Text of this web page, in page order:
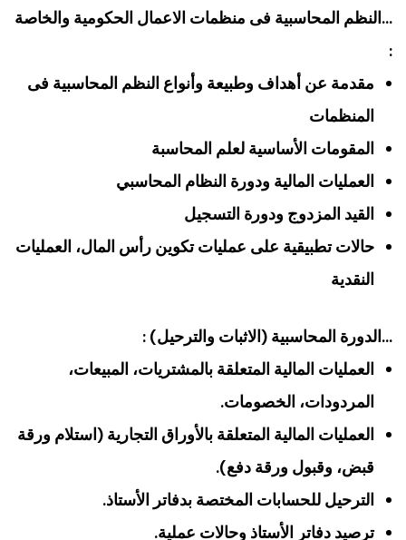
…النظم المحاسبية فى منظمات الاعمال الحكومية والخاصة
:
مقدمة عن أهداف وطبيعة وأنواع النظم المحاسبية فى
المنظمات
المقومات الأساسية لعلم المحاسبة
العمليات المالية ودورة النظام المحاسبي
القيد المزدوج ودورة التسجيل
حالات تطبيقية على عمليات تكوين رأس المال، العمليات
النقدية
…الدورة المحاسبية (الاثبات والترحيل) :
العمليات المالية المتعلقة بالمشتريات، المبيعات،
المردودات، الخصومات.
العمليات المالية المتعلقة بالأوراق التجارية (استلام ورقة
قبض، وقبول ورقة دفع).
الترحيل للحسابات المختصة بدفاتر الأستاذ.
ترصيد دفاتر الأستاذ وحالات عملية.